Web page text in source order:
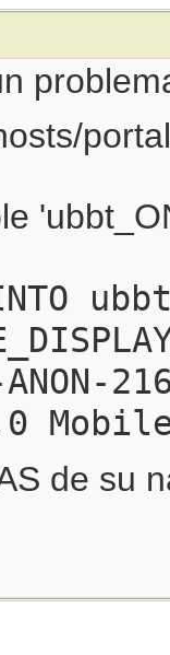
de su